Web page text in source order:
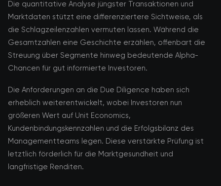
Die quantitative Analyse jüngster Transaktionen und
Marktdaten stützt eine differenziertere Sichtweise, als
die Schlagzeilenzahlen vermuten lassen. Während die
Gesamtzahlen eine Geschichte erzählen, offenbart die
Streuung über Segmente hinweg bedeutende Alpha-
Chancen für gut informierte Investoren.
Die Anforderungen an die Due Diligence haben sich
erheblich weiterentwickelt, wobei Investoren nun
größeren Wert auf Unit Economics,
Kundenbindungskennzahlen und die Erfolgsbilanz des
Managementteams legen. Diese verstärkte Prüfung ist
letztlich förderlich für die Marktgesundheit und
langfristige Renditen.